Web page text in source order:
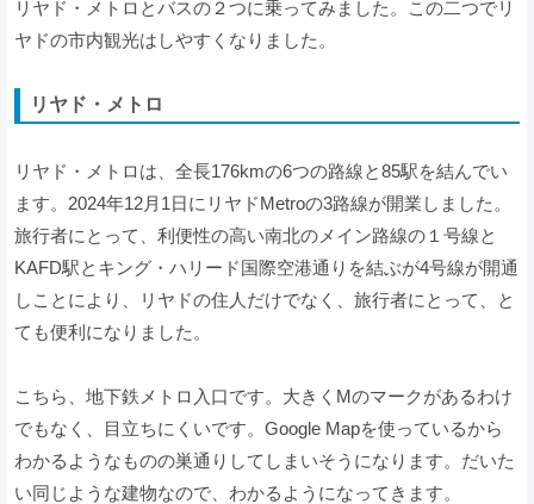
リヤド・メトロとバスの２つに乗ってみました。この二つでリ
ヤドの市内観光はしやすくなりました。
リヤド・メトロ
リヤド・メトロは、全長176kmの6つの路線と85駅を結んでい
ます。2024年12月1日にリヤドMetroの3路線が開業しました。
旅行者にとって、利便性の高い南北のメイン路線の１号線と
KAFD駅とキング・ハリード国際空港通りを結ぶが4号線が開通
しことにより、リヤドの住人だけでなく、旅行者にとって、と
ても便利になりました。
こちら、地下鉄メトロ入口です。大きくMのマークがあるわけ
でもなく、目立ちにくいです。Google Mapを使っているから
わかるようなものの巣通りしてしまいそうになります。だいた
い同じような建物なので、わかるようになってきます。